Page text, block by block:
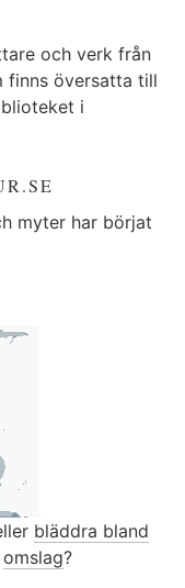
och verk från
finns översatta till
i
myter har börjat
bläddra bland
omslag?